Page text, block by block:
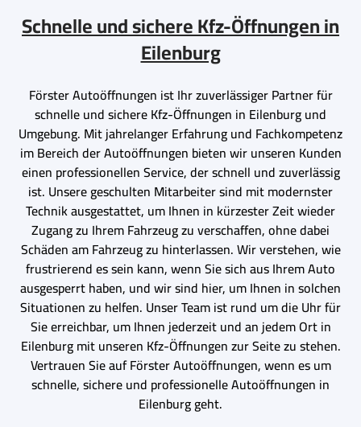
Schnelle und sichere Kfz-Öffnungen in
Eilenburg
Förster Autoöffnungen ist Ihr zuverlässiger Partner für
schnelle und sichere Kfz-Öffnungen in Eilenburg und
Umgebung. Mit jahrelanger Erfahrung und Fachkompetenz
im Bereich der Autoöffnungen bieten wir unseren Kunden
einen professionellen Service, der schnell und zuverlässig
ist. Unsere geschulten Mitarbeiter sind mit modernster
Technik ausgestattet, um Ihnen in kürzester Zeit wieder
Zugang zu Ihrem Fahrzeug zu verschaffen, ohne dabei
Schäden am Fahrzeug zu hinterlassen. Wir verstehen, wie
frustrierend es sein kann, wenn Sie sich aus Ihrem Auto
ausgesperrt haben, und wir sind hier, um Ihnen in solchen
Situationen zu helfen. Unser Team ist rund um die Uhr für
Sie erreichbar, um Ihnen jederzeit und an jedem Ort in
Eilenburg mit unseren Kfz-Öffnungen zur Seite zu stehen.
Vertrauen Sie auf Förster Autoöffnungen, wenn es um
schnelle, sichere und professionelle Autoöffnungen in
Eilenburg geht.